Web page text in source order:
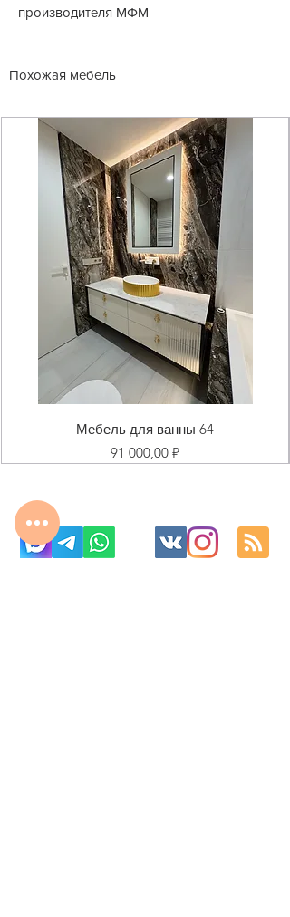
производителя МФМ
Похожая мебель
Мебель для ванны 64
Цена
91 000,00 ₽